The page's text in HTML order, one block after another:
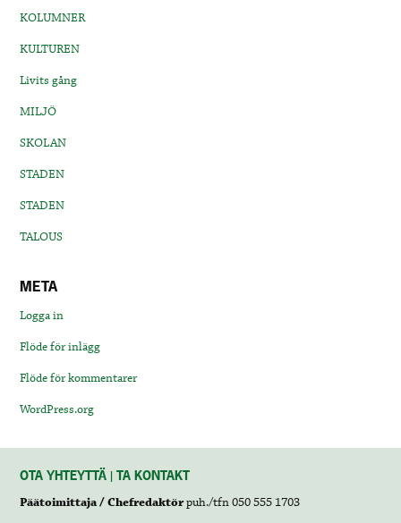
KOLUMNER
KULTUREN
Livits gång
MILJÖ
SKOLAN
STADEN
STADEN
TALOUS
META
Logga in
Flöde för inlägg
Flöde för kommentarer
WordPress.org
OTA YHTEYTTÄ | TA KONTAKT
Päätoimittaja / Chefredaktörpuh./tfn 050 555 1703